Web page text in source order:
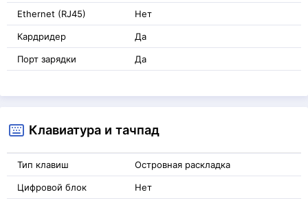
Ethernet (RJ45) Нет
Кардридер Да
Порт зарядки Да
Клавиатура и тачпад
Тип клавиш Островная раскладка
Цифровой блок Нет